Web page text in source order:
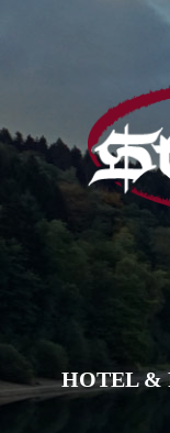
HOTEL &